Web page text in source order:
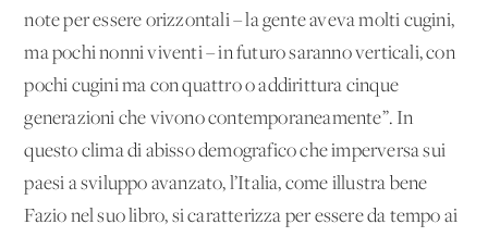
note per essere orizzontali – la gente aveva molti cugini,
ma pochi nonni viventi – in futuro saranno verticali, con
pochi cugini ma con quattro o addirittura cinque
generazioni che vivono contemporaneamente”. In
questo clima di abisso demografico che imperversa sui
paesi a sviluppo avanzato, l’Italia, come illustra bene
Fazio nel suo libro, si caratterizza per essere da tempo ai